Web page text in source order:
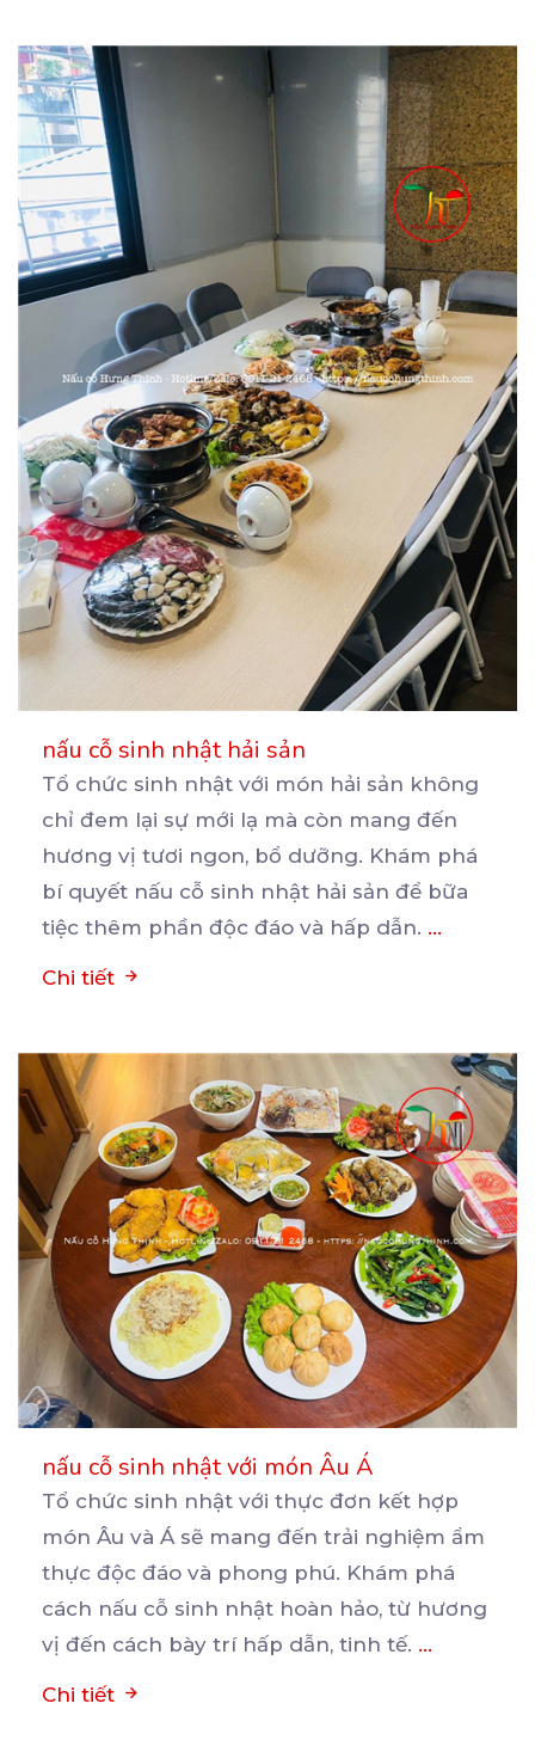
nấu cỗ sinh nhật hải sản
Tổ chức sinh nhật với món hải sản không
chỉ đem lại sự mới lạ mà còn mang đến
hương vị tươi ngon, bổ dưỡng. Khám phá
bí quyết nấu cỗ sinh nhật hải sản để bữa
tiệc thêm phần độc đáo và hấp dẫn. ...
Chi tiết
nấu cỗ sinh nhật với món Âu Á
Tổ chức sinh nhật với thực đơn kết hợp
món Âu và Á sẽ mang đến trải nghiệm ẩm
thực độc đáo và phong phú. Khám phá
cách nấu cỗ sinh nhật hoàn hảo, từ hương
vị đến cách bày trí hấp dẫn, tinh tế. ...
Chi tiết